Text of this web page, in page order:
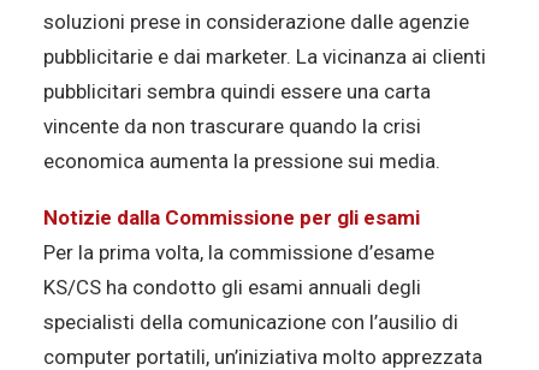
soluzioni prese in considerazione dalle agenzie
pubblicitarie e dai marketer. La vicinanza ai clienti
pubblicitari sembra quindi essere una carta
vincente da non trascurare quando la crisi
economica aumenta la pressione sui media.
Notizie dalla Commissione per gli esami
Per la prima volta, la commissione d’esame
KS/CS ha condotto gli esami annuali degli
specialisti della comunicazione con l’ausilio di
computer portatili, un’iniziativa molto apprezzata